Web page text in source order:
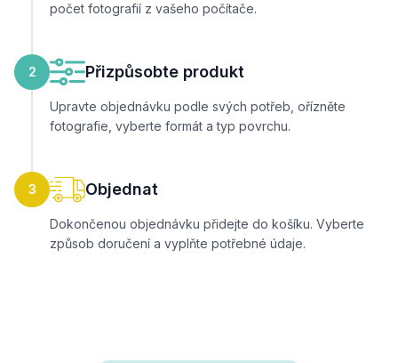
počet fotografií z vašeho počítače.
2 Přizpůsobte produkt
Upravte objednávku podle svých potřeb, ořízněte
fotografie, vyberte formát a typ povrchu.
3 Objednat
Dokončenou objednávku přidejte do košíku. Vyberte
způsob doručení a vyplňte potřebné údaje.